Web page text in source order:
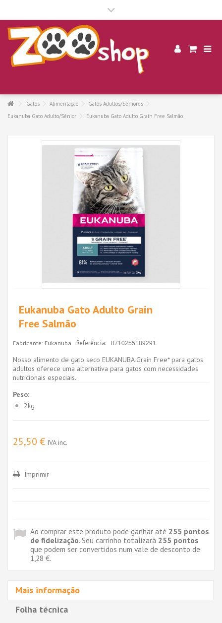
Gatos Alimentação
Gatos Adultos/Séniores
Eukanuba Gato Adulto/Sénior
Eukanuba Gato Adulto Grain Free Salmão
Eukanuba Gato Adulto Grain
Free Salmão
Fabricante: Eukanuba Referência: 8710255189291
Nosso alimento de gato seco EUKANUBA Grain Free* para gatos
adultos oferece uma alternativa para gatos com necessidades
nutricionais especiais.
Peso:
2kg
25,50 € IVA inc.
Imprimir
Ao comprar este produto pode ganhar até 255 pontos
de fidelização. Seu carrinho totalizará 255 pontos
que podem ser convertidos num vale de desconto de
1,28 €.
Mais informação
Folha técnica